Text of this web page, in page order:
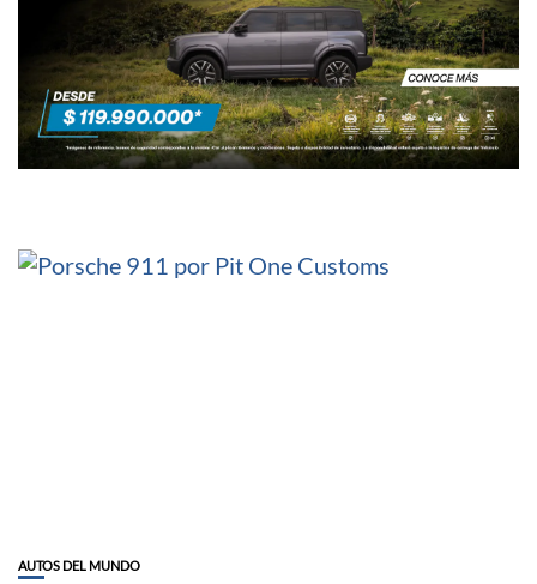
AUTOS DEL MUNDO